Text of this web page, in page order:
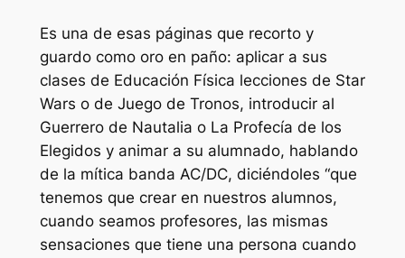
Es una de esas páginas que recorto y
guardo como oro en paño: aplicar a sus
clases de Educación Física lecciones de Star
Wars o de Juego de Tronos, introducir al
Guerrero de Nautalia o La Profecía de los
Elegidos y animar a su alumnado, hablando
de la mítica banda AC/DC, diciéndoles “que
tenemos que crear en nuestros alumnos,
cuando seamos profesores, las mismas
sensaciones que tiene una persona cuando